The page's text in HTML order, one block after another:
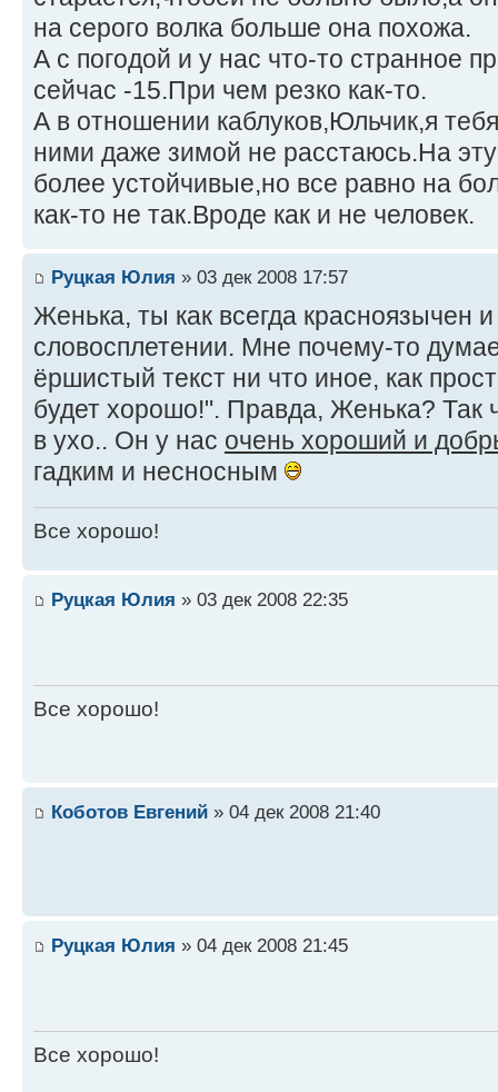
на серого волка больше она похожа.
А с погодой и у нас что-то странное
сейчас -15.При чем резко как-то.
А в отношении каблуков,Юльчик,я
ними даже зимой не расстаюсь.На
более устойчивые,но все равно на
как-то не так.Вроде как и не человек.
Руцкая Юлия » 03 дек 2008 17:57
Женька, ты как всегда красноязычен
словосплетении. Мне почему-то
ёршистый текст ни что иное, как
будет хорошо!". Правда, Женька? Так
в ухо.. Он у нас очень хороший и
гадким и несносным
Все хорошо!
Руцкая Юлия » 03 дек 2008 22:35
Все хорошо!
Коботов Евгений » 04 дек 2008 21:40
Руцкая Юлия » 04 дек 2008 21:45
Все хорошо!